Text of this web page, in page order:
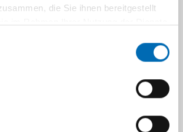
die Sie ihnen bereitgestellt
ist das Team von
alle Interessierten rund um
Veranstaltungen über das